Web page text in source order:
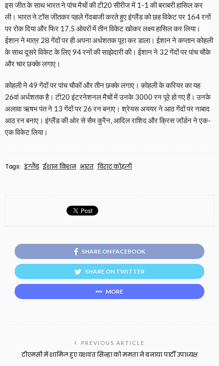
इस जीत के साथ भारत ने पांच मैचों की टी20 सीरीज में 1-1 की बराबरी हासिल कर
ली। भारत ने टॉस जीतकर पहले गेंदबाजी करते हुए इंग्लैंड को छह विकेट पर 164 रनों
पर रोक दिया और फिर 17.5 ओवरों में तीन विकेट खोकर लक्ष्य हासिल कर लिया।
ईशान ने मात्र 28 गेंदों पर ही अपना अर्धशतक पूरा कर डाला। ईशान ने कप्तान कोहली
के साथ दूसरे विकेट के लिए 94 रनों की साझेदारी की। ईशान ने 32 गेंदों पर पांच चौके
और चार छक्के लगाए।
कोहली ने 49 गेंदों पर पांच चौकों और तीन छक्के लगाए। कोहली के करियर का यह
26वां अर्धशतक है। टी20 इंटरनेशनल मैचों में उनके 3000 रन पूरे हो गए हैं। उनके
अलावा ऋषभ पंत ने 13 गेंदों पर 26 रन बनाए। श्रेयस अययर ने आठ गेंदों पर नाबाद
आठ रन बनाए। इंग्लैंड की ओर से सैम कुरैन, आदिल राशिद और क्रिस जॉर्डन ने एक-
एक विकेट लिया।
Tags: इंग्लैंड ईशान किशन भारत विराट कोहली
SHARE ON FACEBOOK
SHARE ON TWITTER
MORE
PREVIOUS ARTICLE
टीएमसी में शामिल हुए यशवंत सिन्हा को ममता ने बनाया पार्टी उपाध्यक्ष